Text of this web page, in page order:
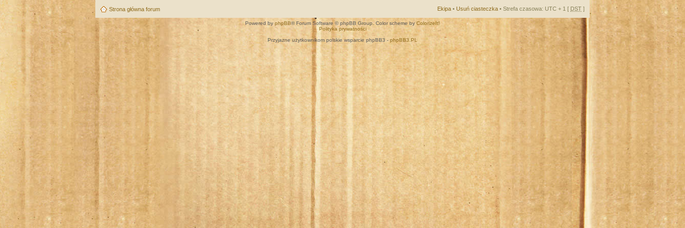
Strona główna forum Ekipa • Usuń ciasteczka • Strefa czasowa: UTC + 1 [ DST ]
Powered by phpBB® Forum Software © phpBB Group. Color scheme by ColorizeIt!
Polityka prywatności
Przyjazne użytkownikom polskie wsparcie phpBB3 - phpBB3.PL